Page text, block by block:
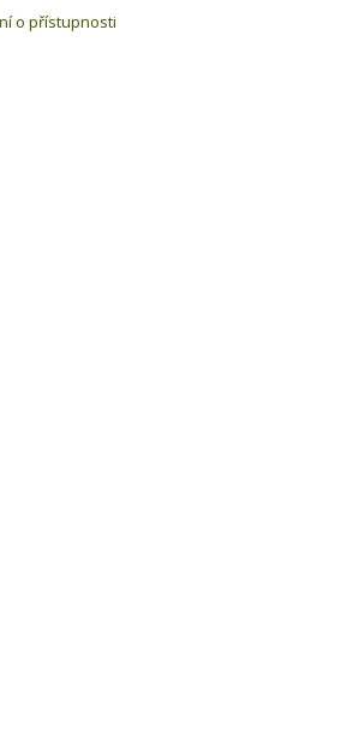
o přístupnosti